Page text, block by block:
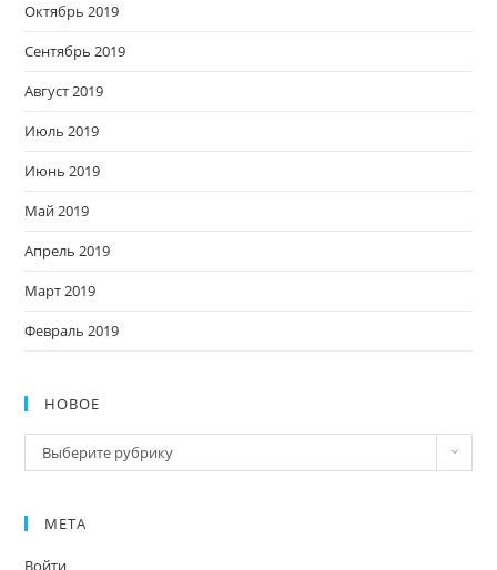
Октябрь 2019
Сентябрь 2019
Август 2019
Июль 2019
Июнь 2019
Май 2019
Апрель 2019
Март 2019
Февраль 2019
НОВОЕ
Новое
Выберите рубрику
МЕТА
Войти